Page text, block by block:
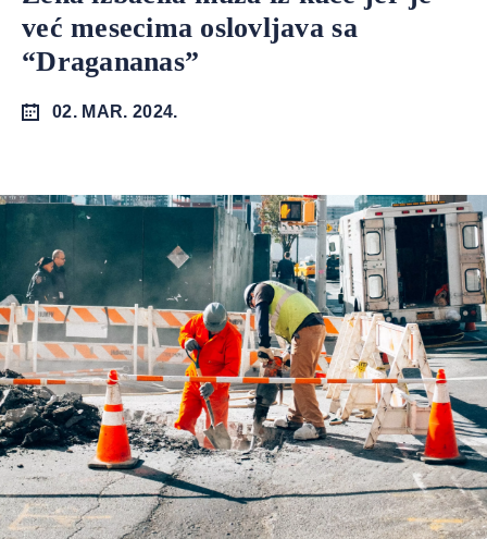
već mesecima oslovljava sa
“Dragananas”
02. MAR. 2024.